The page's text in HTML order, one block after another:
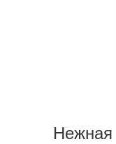
Нежная